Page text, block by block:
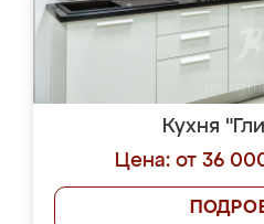
Кухня
Цена: от 36